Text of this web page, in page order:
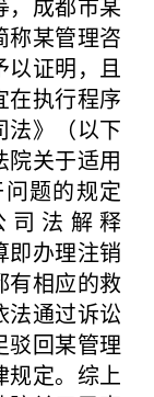
称某管理咨
以证明，且
在执行程序
法》（以下
院关于适用
题的规定
司法解释
即办理注销
有相应的救
法通过诉讼
驳回某管理
规定。综上